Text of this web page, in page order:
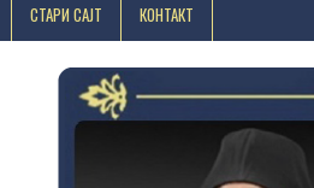
СТАРИ САЈТ КОНТАКТ